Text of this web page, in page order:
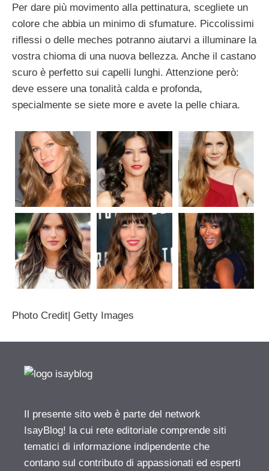
Per dare più movimento alla pettinatura, scegliete un
colore che abbia un minimo di sfumature. Piccolissimi
riflessi o delle meches potranno aiutarvi a illuminare la
vostra chioma di una nuova bellezza. Anche il castano
scuro è perfetto sui capelli lunghi. Attenzione però:
deve essere una tonalità calda e profonda,
specialmente se siete more e avete la pelle chiara.
Photo Credit| Getty Images
Il presente sito web è parte del network
IsayBlog! la cui rete editoriale comprende siti
tematici di informazione indipendente che
contano sul contributo di appassionati ed esperti